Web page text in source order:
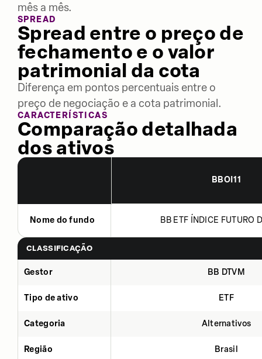
mês a mês.
SPREAD
Spread entre o preço de
fechamento e o valor
patrimonial da cota
Diferença em pontos percentuais entre o
preço de negociação e a cota patrimonial.
CARACTERÍSTICAS
Comparação detalhada
dos ativos
BBOI11
Nome do fundo BB ETF ÍNDICE FUTURO
CLASSIFICAÇÃO
Gestor BB DTVM
Tipo de ativo ETF
Categoria Alternativos
Região Brasil